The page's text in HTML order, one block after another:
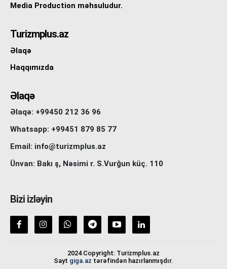
Media Production məhsuludur.
Turizmplus.az
Əlaqə
Haqqımızda
Əlaqə
Əlaqə: +99450 212 36 96
Whatsapp: +99451 879 85 77
Email: info@turizmplus.az
Ünvan: Bakı ş, Nəsimi r. S.Vurğun küç. 110
Bizi izləyin
2024 Copyright: Turizmplus.az
Sayt giga.az tərəfindən hazırlanmışdır.